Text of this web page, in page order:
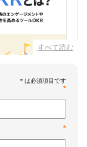
すべて読む
のか
*
*